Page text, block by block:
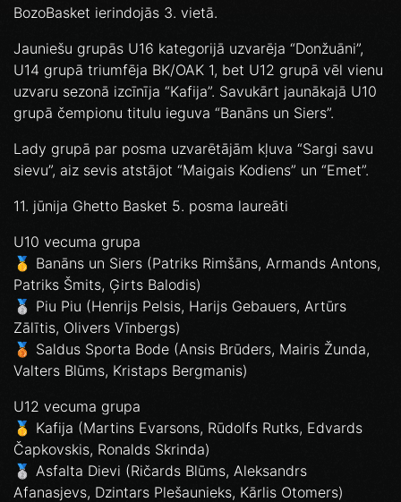
BozoBasket ierindojās 3. vietā.
Jauniešu grupās U16 kategorijā uzvarēja “Donžuāni”,
U14 grupā triumfēja BK/OAK 1, bet U12 grupā vēl vienu
uzvaru sezonā izcīnīja “Kafija”. Savukārt jaunākajā U10
grupā čempionu titulu ieguva “Banāns un Siers”.
Lady grupā par posma uzvarētājām kļuva “Sargi savu
sievu”, aiz sevis atstājot “Maigais Kodiens” un “Emet”.
11. jūnija Ghetto Basket 5. posma laureāti
U10 vecuma grupa
🥇 Banāns un Siers (Patriks Rimšāns, Armands Antons,
Patriks Šmits, Ģirts Balodis)
🥈 Piu Piu (Henrijs Pelsis, Harijs Gebauers, Artūrs
Zālītis, Olivers Vīnbergs)
🥉 Saldus Sporta Bode (Ansis Brūders, Mairis Žunda,
Valters Blūms, Kristaps Bergmanis)
U12 vecuma grupa
🥇 Kafija (Martins Evarsons, Rūdolfs Rutks, Edvards
Čapkovskis, Ronalds Skrinda)
🥈 Asfalta Dievi (Ričards Blūms, Aleksandrs
Afanasjevs, Dzintars Plešaunieks, Kārlis Otomers)